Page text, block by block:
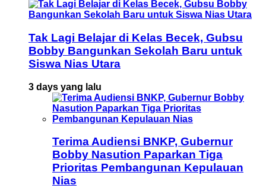
Tak Lagi Belajar di Kelas Becek, Gubsu
Bobby Bangunkan Sekolah Baru untuk
Siswa Nias Utara
3 days yang lalu
Terima Audiensi BNKP, Gubernur
Bobby Nasution Paparkan Tiga
Prioritas Pembangunan Kepulauan
Nias